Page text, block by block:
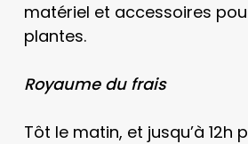
matériel et accessoires
plantes.
Royaume du frais
Tôt le matin, et jusqu’à 12h